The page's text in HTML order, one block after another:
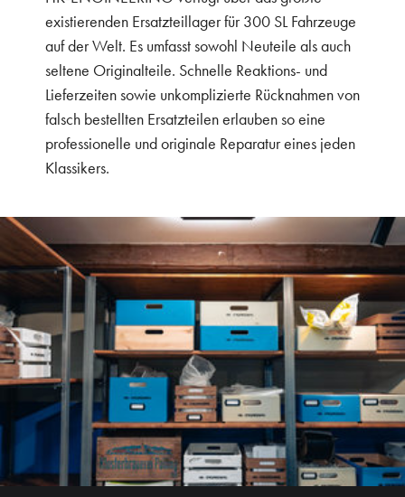
existierenden Ersatzteillager für 300 SL Fahrzeuge
auf der Welt. Es umfasst sowohl Neuteile als auch
seltene Originalteile. Schnelle Reaktions- und
Lieferzeiten sowie unkomplizierte Rücknahmen von
falsch bestellten Ersatzteilen erlauben so eine
professionelle und originale Reparatur eines jeden
Klassikers.